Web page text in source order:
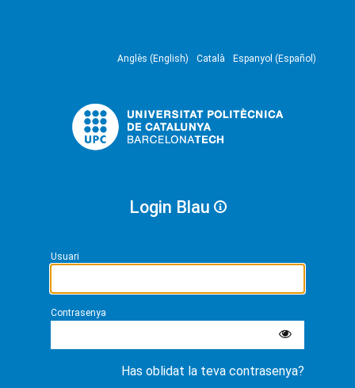
Anglès (English) Català Espanyol (Español)
Login Blau
Usuari
Contrasenya
Has oblidat la teva contrasenya?